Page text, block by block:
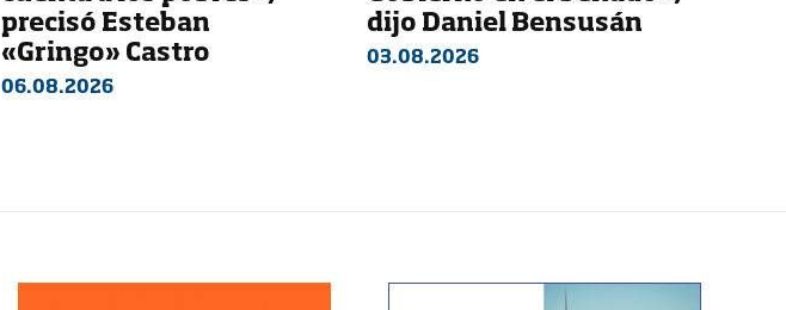
precisó Esteban
«Gringo» Castro
06.08.2026
dijo Daniel Bensusán
03.08.2026